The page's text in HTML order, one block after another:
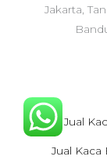
Jakarta,
Jual
Jual Kaca